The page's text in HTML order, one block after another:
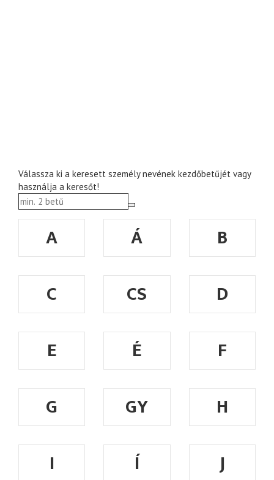
Válassza ki a keresett személy nevének kezdőbetűjét vagy
használja a keresőt!
A Á
B
C
CS
D
E
É
F
G
GY
H
I
Í
J